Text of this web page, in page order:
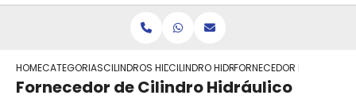
HOMECATEGORIASCILINDROS HIDRAULICOCILINDRO HIDRAULICO PARA PRENSA
FORNECEDOR DE
Fornecedor de Cilindro Hidráulico